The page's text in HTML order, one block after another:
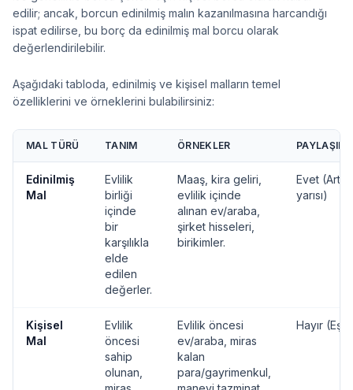
edilir; ancak, borcun edinilmiş malın kazanılmasına harcandığı
ispat edilirse, bu borç da edinilmiş mal borcu olarak
değerlendirilebilir.
Aşağıdaki tabloda, edinilmiş ve kişisel malların temel
özelliklerini ve örneklerini bulabilirsiniz:
MAL TÜRÜ TANIM ÖRNEKLER
Edinilmiş
Mal
Evlilik
birliği
içinde
bir
karşılıkla
elde
edilen
değerler.
Maaş, kira geliri,
evlilik içinde
alınan ev/araba,
şirket hisseleri,
birikimler.
Evet
yarısı)
Kişisel
Mal
Evlilik
öncesi
sahip
olunan,
Evlilik öncesi
ev/araba, miras
kalan
para/gayrimenkul,
Hayır (Eşe